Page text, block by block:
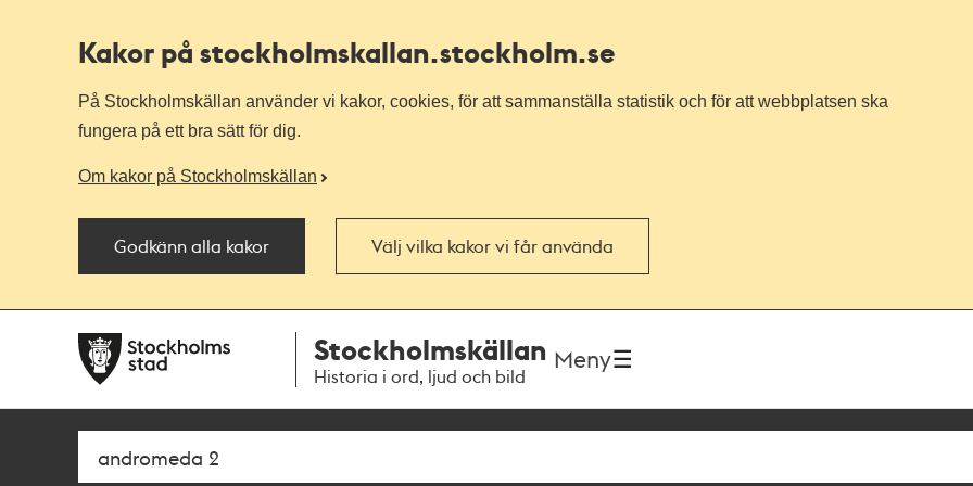
Kakor på stockholmskallan.stockholm.se
På Stockholmskällan använder vi kakor, cookies, för att sammanställa statistik och för att webbplatsen ska
fungera på ett bra sätt för dig.
Om kakor på Stockholmskällan
Godkänn alla kakor Välj vilka kakor vi får använda
navigationen
huvudinnehållet
Stockholmskällan
Historia i ord, ljud och bild
Meny
Sök